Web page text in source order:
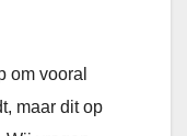
om vooral
maar dit op